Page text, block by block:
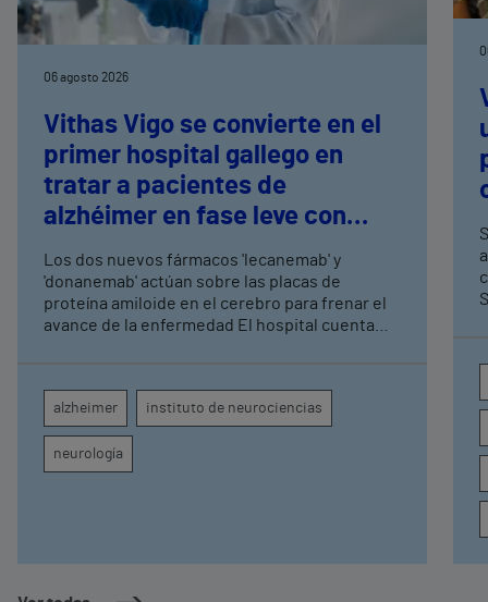
06 agosto 2026
Vithas Vigo se convierte en el
primer hospital gallego en
tratar a pacientes de
alzhéimer en fase leve con
terapias antiamiloide
Los dos nuevos fármacos 'lecanemab' y
'donanemab' actúan sobre las placas de
proteína amiloide en el cerebro para frenar el
avance de la enfermedad El hospital cuenta
seguimiento clínico de cada paciente
alzheimer instituto de neurociencias
neurología